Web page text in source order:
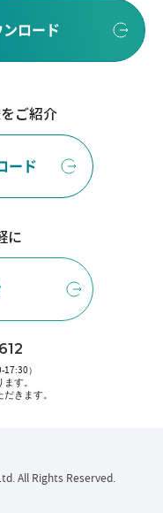
ロード
ご紹介
ード
に
17:30）
す。
きます。
All Rights Reserved.